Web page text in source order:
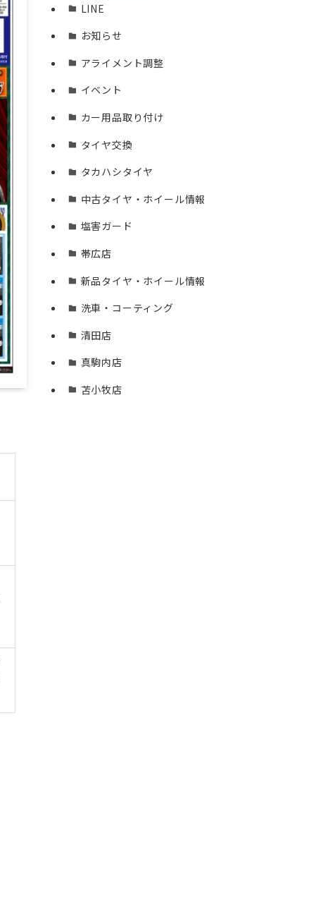
LINE
お知らせ
アライメント調整
イベント
カー用品取り付け
タイヤ交換
タカハシタイヤ
中古タイヤ・ホイール情報
塩害ガード
帯広店
新品タイヤ・ホイール情報
洗車・コーティング
清田店
真駒内店
苫小牧店